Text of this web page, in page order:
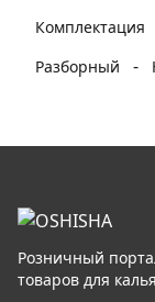
Комплектация
Разборный
-
Розничный
товаров для